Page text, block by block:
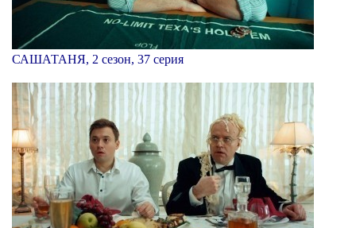
САШАТАНЯ, 2 сезон, 37 серия